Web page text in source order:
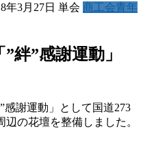
年3月27日 単会 商工会青年
感謝運動」として国道273
の花壇を整備しました。